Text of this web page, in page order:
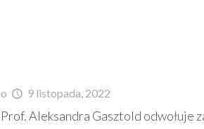
o 9 listopada, 2022
Prof. Aleksandra Gasztold odwołuje